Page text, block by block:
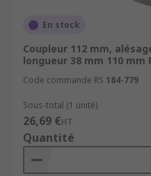
En stock
Coupleur 112 mm,
longueur 38 mm 110 mm
Code commande RS 184-779
Sous-total (1 unité)
26,69 €HT
Quantité